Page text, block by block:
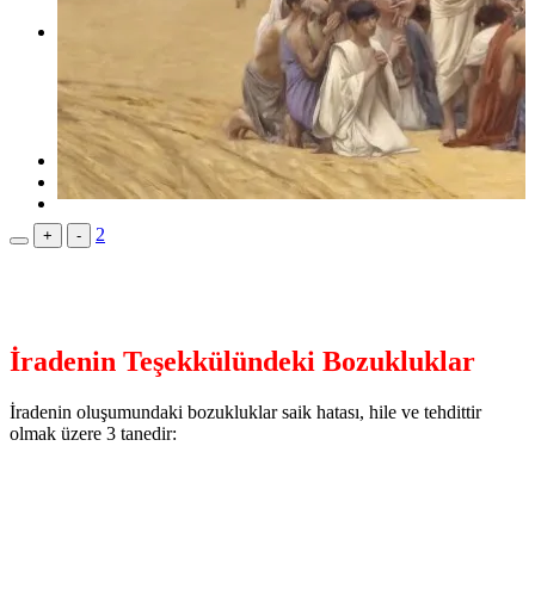
Makaleler
Hukuk Terimleri
Kısa Hukuki Bilgiler
Dilekçeler
Hakkında
+ - 2
İradenin Teşekkülündeki Bozukluklar
İradenin oluşumundaki bozukluklar saik hatası, hile ve tehdittir
olmak üzere 3 tanedir: